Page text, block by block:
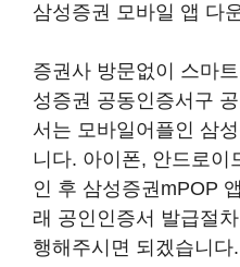
삼성증권 모바일 앱 다
증권사 방문없이 스마
성증권 공동인증서구
서는 모바일어플인 삼
니다. 아이폰, 안드로이
인 후 삼성증권mPOP
래 공인인증서 발급절
행해주시면 되겠습니다.